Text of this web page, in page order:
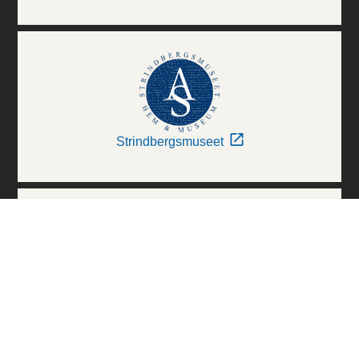
Strindbergsmuseet